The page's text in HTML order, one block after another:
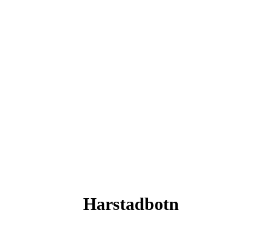
Harstadbotn